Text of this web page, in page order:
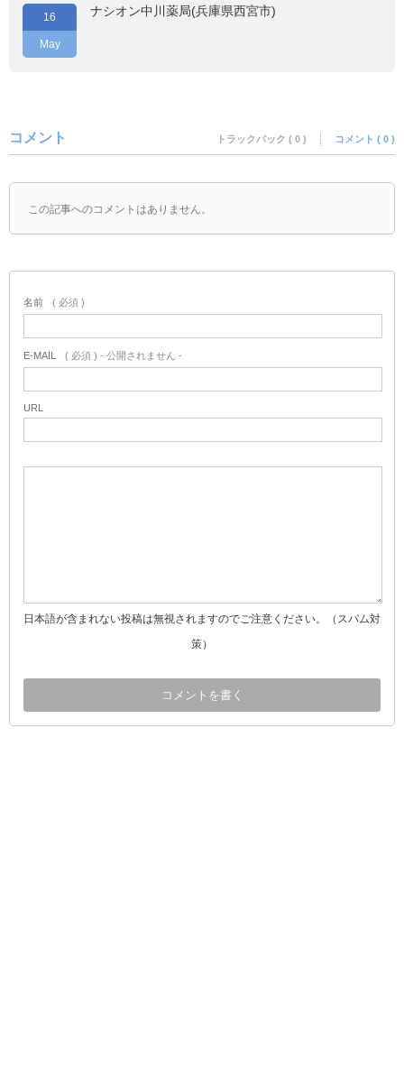
16
May
ナシオン中川薬局(兵庫県西宮市)
コメント トラックバック ( 0 ) コメント ( 0 )
この記事へのコメントはありません。
名前 ( 必須 )
E-MAIL ( 必須 ) - 公開されません -
URL
日本語が含まれない投稿は無視されますのでご注意ください。（スパム対
策）